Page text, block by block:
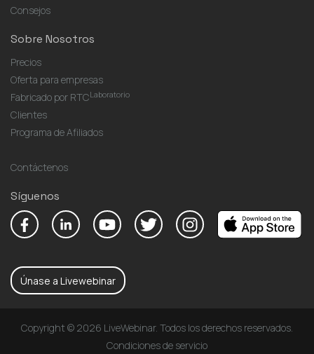
Consejos
Sobre Nosotros
Precios
Oferta para empresas
Fabricado por RTCLaboratorio
Clientes
Programa de Afiliados
Contáctenos
Síguenos
Únase a Livewebinar
Copyright © 2026 LiveWebinar. Todos los derechos reservados.
Condiciones de servicio